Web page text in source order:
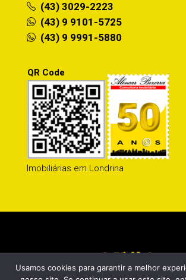
(43) 3029-2223
(43) 9 9101-5725
(43) 9 9991-5880
QR Code
Imobiliárias em Londrina
Usamos cookies para garantir a melhor